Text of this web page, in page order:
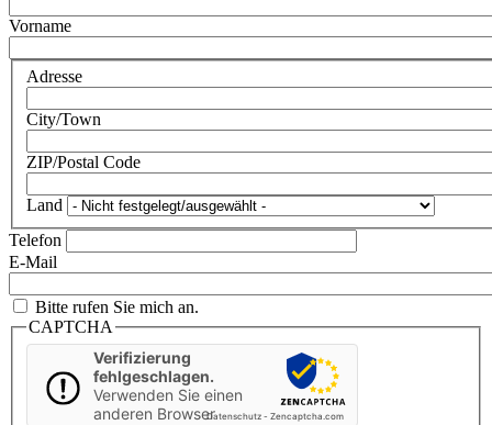
Vorname
Adresse
City/Town
ZIP/Postal Code
Land
Telefon
E-Mail
Bitte rufen Sie mich an.
CAPTCHA
Verifizierung
fehlgeschlagen.
Verwenden Sie einen
anderen BrowserDatenschutz - Zencaptcha.com